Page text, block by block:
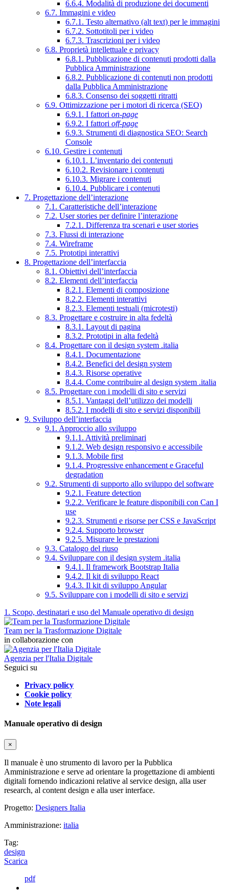
6.6.4. Modalità di produzione dei documenti
6.7. Immagini e video
6.7.1. Testo alternativo (alt text) per le immagini
6.7.2. Sottotitoli per i video
6.7.3. Trascrizioni per i video
6.8. Proprietà intellettuale e privacy
6.8.1. Pubblicazione di contenuti prodotti dalla
Pubblica Amministrazione
6.8.2. Pubblicazione di contenuti non prodotti
dalla Pubblica Amministrazione
6.8.3. Consenso dei soggetti ritratti
6.9. Ottimizzazione per i motori di ricerca (SEO)
6.9.1. I fattori on-page
6.9.2. I fattori off-page
6.9.3. Strumenti di diagnostica SEO: Search
Console
6.10. Gestire i contenuti
6.10.1. L’inventario dei contenuti
6.10.2. Revisionare i contenuti
6.10.3. Migrare i contenuti
6.10.4. Pubblicare i contenuti
7. Progettazione dell’interazione
7.1. Caratteristiche dell’interazione
7.2. User stories per definire l’interazione
7.2.1. Differenza tra scenari e user stories
7.3. Flussi di interazione
7.4. Wireframe
7.5. Prototipi interattivi
8. Progettazione dell’interfaccia
8.1. Obiettivi dell’interfaccia
8.2. Elementi dell’interfaccia
8.2.1. Elementi di composizione
8.2.2. Elementi interattivi
8.2.3. Elementi testuali (microtesti)
8.3. Progettare e costruire in alta fedeltà
8.3.1. Layout di pagina
8.3.2. Prototipi in alta fedeltà
8.4. Progettare con il design system .italia
8.4.1. Documentazione
8.4.2. Benefici del design system
8.4.3. Risorse operative
8.4.4. Come contribuire al design system .italia
8.5. Progettare con i modelli di sito e servizi
8.5.1. Vantaggi dell’utilizzo dei modelli
8.5.2. I modelli di sito e servizi disponibili
9. Sviluppo dell’interfaccia
9.1. Approccio allo sviluppo
9.1.1. Attività preliminari
9.1.2. Web design responsivo e accessibile
9.1.3. Mobile first
9.1.4. Progressive enhancement e Graceful
degradation
9.2. Strumenti di supporto allo sviluppo del software
9.2.1. Feature detection
9.2.2. Verificare le feature disponibili con Can I
use
9.2.3. Strumenti e risorse per CSS e JavaScript
9.2.4. Supporto browser
9.2.5. Misurare le prestazioni
9.3. Catalogo del riuso
9.4. Sviluppare con il design system .italia
9.4.1. Il framework Bootstrap Italia
9.4.2. Il kit di sviluppo React
9.4.3. Il kit di sviluppo Angular
9.5. Sviluppare con i modelli di sito e servizi
1. Scopo, destinatari e uso del Manuale operativo di design
Team per la Trasformazione Digitale
in collaborazione con
Agenzia per l'Italia Digitale
Seguici su
Privacy policy
Cookie policy
Note legali
Manuale operativo di design
×
Il manuale è uno strumento di lavoro per la Pubblica
Amministrazione e serve ad orientare la progettazione di ambienti
digitali fornendo indicazioni relative al service design, alla user
research, al content design e alla user interface.
Progetto: Designers Italia
Amministrazione: italia
Tag:
design
Scarica
pdf